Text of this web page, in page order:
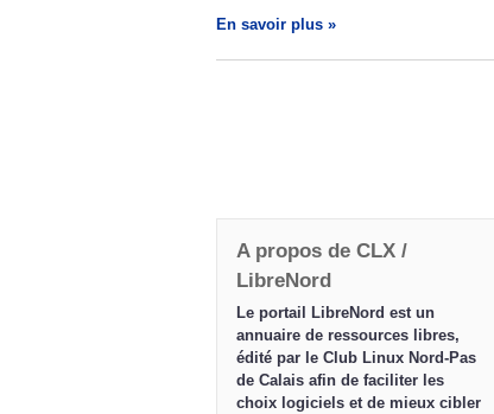
En savoir plus »
A propos de CLX /
LibreNord
Le portail LibreNord est un
annuaire de ressources libres,
édité par le Club Linux Nord-Pas
de Calais afin de faciliter les
choix logiciels et de mieux cibler